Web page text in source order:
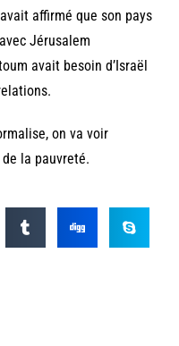
affirmé que son pays
Jérusalem
avait besoin d’Israël
on va voir
la pauvreté.